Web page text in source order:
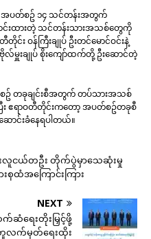
အပတ်စဥ် ၁၄ သင်တန်းအတွက်
င်းထားတဲ့ သင်တန်းသားအသစ်တွေကို
င်း ဝန်ကြီးချုပ် ဦးတင်မောင်ဝင်းနဲ့
လ်မှူးချုပ် စိုးကျော်ထက်တို့ ဦးဆောင်တဲ့
ဥ် တခုချင်းစီအတွက် တပ်သားအသစ်
ြီး ဧရာဝတီတိုင်းကတော့ အပတ်စဥ်တခုစီ
ာင်းခံနေရပါတယ်။
လူငယ်တဦး တိုက်ပွဲမှာသေဆုံးမှု
စုထံအကြောင်းကြား
NEXT
ဆံရေးတိုးမြှင့်ဖို့
လက်မှတ်ရေးထိုး